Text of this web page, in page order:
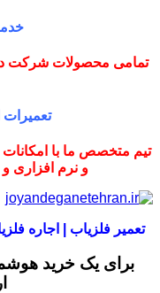
تمامی محصولات شرکت
تعمیرات
تیم متخصص ما با
و نرم افزاری و
تعمیر فلزیاب | اجاره
برای یک خرید